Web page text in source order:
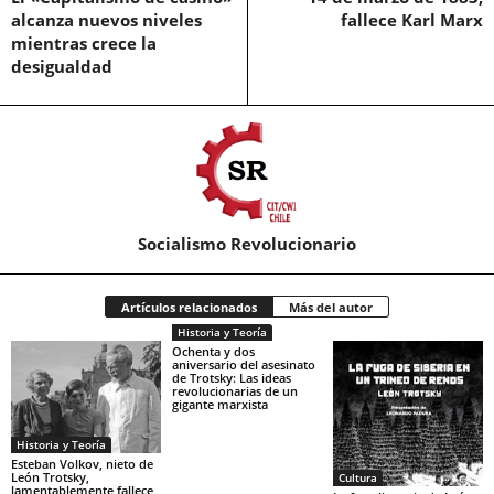
alcanza nuevos niveles
mientras crece la
desigualdad
fallece Karl Marx
Socialismo Revolucionario
Artículos relacionados Más del autor
Historia y Teoría
Esteban Volkov, nieto de
León Trotsky,
lamentablemente fallece
Historia y Teoría
Ochenta y dos
aniversario del asesinato
de Trotsky: Las ideas
revolucionarias de un
gigante marxista
Cultura